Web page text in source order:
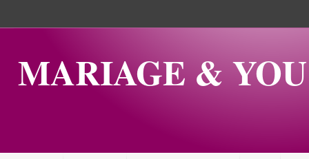
MARIAGE & YOU